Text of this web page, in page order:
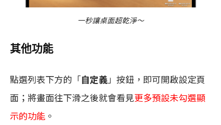
一秒讓桌面超乾淨～
其他功能
點選列表下方的「自定義」按鈕，即可開啟設定頁
面；將畫面往下滑之後就會看見更多預設未勾選顯
示的功能 。